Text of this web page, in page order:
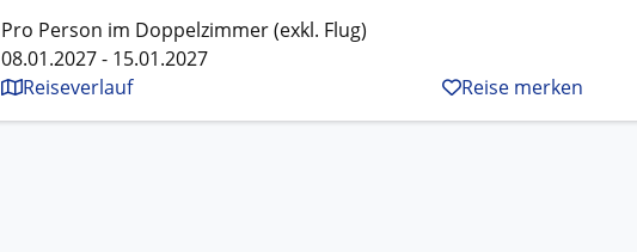
Pro Person im Doppelzimmer (exkl. Flug)
08.01.2027 - 15.01.2027
Reiseverlauf Reise merken